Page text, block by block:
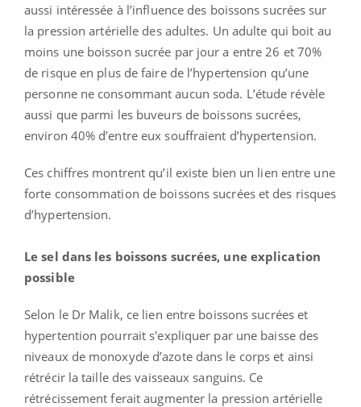
aussi intéressée à l’influence des boissons sucrées sur
la pression artérielle des adultes. Un adulte qui boit au
moins une boisson sucrée par jour a entre 26 et 70%
de risque en plus de faire de l’hypertension qu’une
personne ne consommant aucun soda. L’étude révèle
aussi que parmi les buveurs de boissons sucrées,
environ 40% d’entre eux souffraient d’hypertension.
Ces chiffres montrent qu’il existe bien un lien entre une
forte consommation de boissons sucrées et des risques
d’hypertension.
Le sel dans les boissons sucrées, une explication
possible
Selon le Dr Malik, ce lien entre boissons sucrées et
hypertention pourrait s'expliquer par une baisse des
niveaux de monoxyde d’azote dans le corps et ainsi
rétrécir la taille des vaisseaux sanguins. Ce
rétrécissement ferait augmenter la pression artérielle